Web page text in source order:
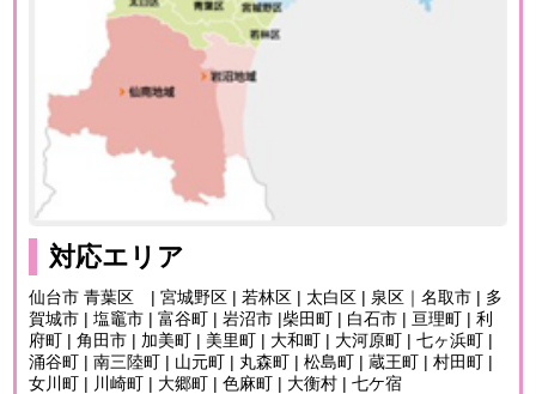
対応エリア
仙台市 青葉区 | 宮城野区 | 若林区 | 太白区 | 泉区｜名取市 | 多
賀城市 | 塩竈市 | 富谷町 | 岩沼市 |柴田町 | 白石市 | 亘理町 | 利
府町 | 角田市 | 加美町 | 美里町 | 大和町 | 大河原町 | 七ヶ浜町 |
涌谷町 | 南三陸町 | 山元町 | 丸森町 | 松島町 | 蔵王町 | 村田町 |
女川町 | 川崎町 | 大郷町 | 色麻町 | 大衡村 | 七ケ宿